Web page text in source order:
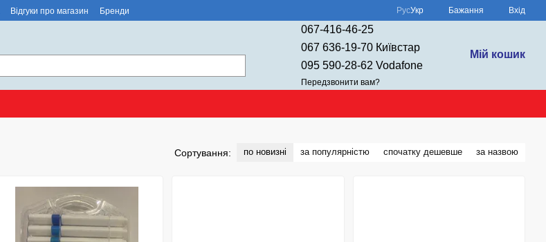
Відгуки про магазин Бренди РусУкр Бажання Вхід
067-416-46-25
067 636-19-70 Київстар
095 590-28-62 Vodafone
Передзвонити вам?
Мій кошик
Сортування: по новизні за популярністю спочатку дешевше за назвою